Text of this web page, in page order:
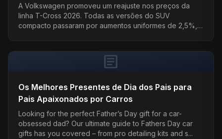
A Volkswagen promoveu um reajuste nos preços da
linha T-Cross 2026. Todas as versões do SUV
compacto passaram por aumentos uniformes de 2,5%,
article
Os Melhores Presentes de Dia dos Pais para
Pais Apaixonados por Carros
Looking for the perfect Father’s Day gift for a car-
obsessed dad? Our ultimate guide to Fathers Day car
gifts has you covered – from pro detailing kits and s...